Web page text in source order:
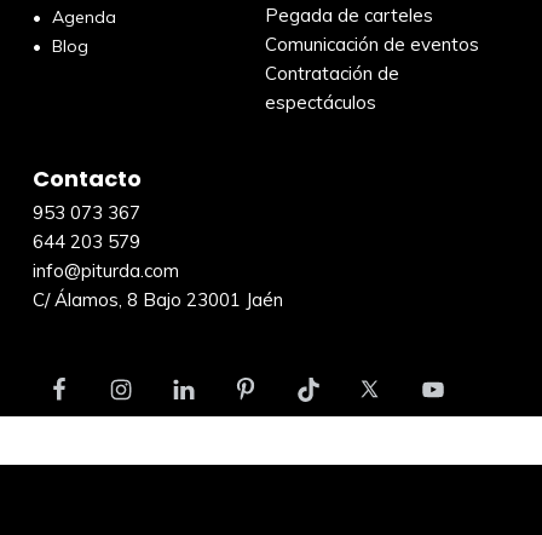
Agenda
Blog
Pegada de carteles
Comunicación de eventos
Contratación de
espectáculos
Contacto
953 073 367
644 203 579
info@piturda.com
C/ Álamos, 8 Bajo 23001 Jaén